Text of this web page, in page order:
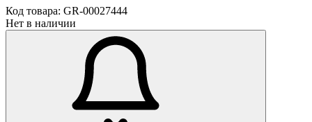
Код товара: GR-00027444
Нет в наличии